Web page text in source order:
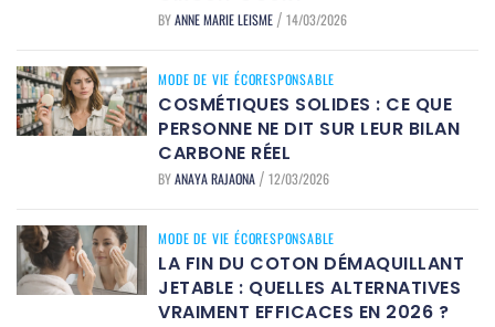
BYANNE MARIE LEISME / 14/03/2026
MODE DE VIE ÉCORESPONSABLE
COSMÉTIQUES SOLIDES : CE QUE
PERSONNE NE DIT SUR LEUR BILAN
CARBONE RÉEL
BYANAYA RAJAONA / 12/03/2026
MODE DE VIE ÉCORESPONSABLE
LA FIN DU COTON DÉMAQUILLANT
JETABLE : QUELLES ALTERNATIVES
VRAIMENT EFFICACES EN 2026 ?